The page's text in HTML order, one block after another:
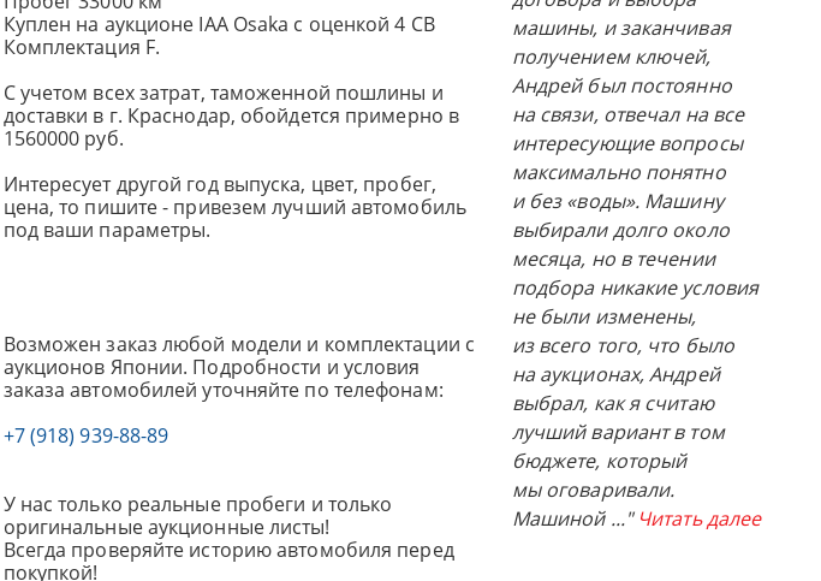
Куплен на аукционе IAA Osaka с оценкой 4 CB
Комплектация F.
С учетом всех затрат, таможенной пошлины и
доставки в г. Краснодар, обойдется примерно в
1560000 руб.
Интересует другой год выпуска, цвет, пробег,
цена, то пишите - привезем лучший автомобиль
под ваши параметры.
Возможен заказ любой модели и комплектации с
аукционов Японии. Подробности и условия
заказа автомобилей уточняйте по телефонам:
+7 (918) 939-88-89
У нас только реальные пробеги и только
оригинальные аукционные листы!
Всегда проверяйте историю автомобиля перед
покупкой!
машины, и заканчивая
получением ключей,
Андрей был постоянно
на связи, отвечал на все
интересующие вопросы
максимально понятно
и без «воды». Машину
выбирали долго около
месяца, но в течении
подбора никакие условия
не были изменены,
из всего того, что было
на аукционах, Андрей
выбрал, как я считаю
лучший вариант в том
бюджете, который
мы оговаривали.
Машиной ..." Читать далее